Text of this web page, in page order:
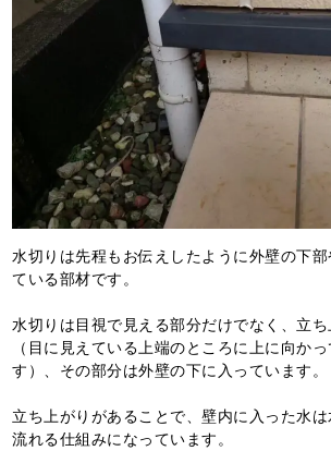
水切りは先程もお伝えしたように外壁の下
ている部材です。
水切りは目視で見える部分だけでなく、立
（目に見えている上端のところに上に向か
す）、その部分は外壁の下に入っています。
立ち上がりがあることで、壁内に入った水
流れる仕組みになっています。